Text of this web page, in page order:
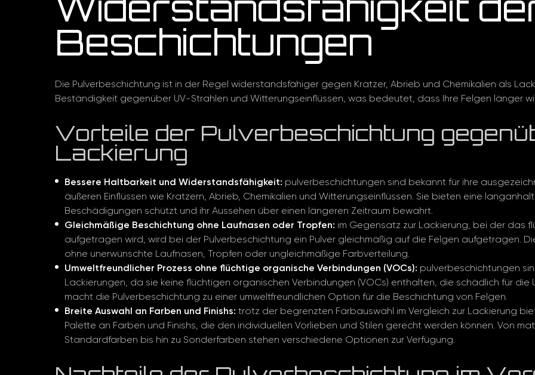
Beschichtungen
Die Pulverbeschichtung ist in der Regel widerstandsfähiger gegen Kratzer, Abrieb und Chemikalien als
Beständigkeit gegenüber UV-Strahlen und Witterungseinflüssen, was bedeutet, dass Ihre Felgen länger
Vorteile der Pulverbeschichtung
Lackierung
Bessere Haltbarkeit und Widerstandsfähigkeit: pulverbeschichtungen sind bekannt für ihre
äußeren Einflüssen wie Kratzern, Abrieb, Chemikalien und Witterungseinflüssen. Sie bieten eine
Beschädigungen schützt und ihr Aussehen über einen längeren Zeitraum bewahrt.
Gleichmäßige Beschichtung ohne Laufnasen oder Tropfen: im Gegensatz zur Lackierung, bei der das
aufgetragen wird, wird bei der Pulverbeschichtung ein Pulver gleichmäßig auf die Felgen aufgetragen.
ohne unerwünschte Laufnasen, Tropfen oder ungleichmäßige Farbverteilung.
Umweltfreundlicher Prozess ohne flüchtige organische Verbindungen (VOCs): pulverbeschichtungen
Lackierungen, da sie keine flüchtigen organischen Verbindungen (VOCs) enthalten, die schädlich für die
macht die Pulverbeschichtung zu einer umweltfreundlichen Option für die Beschichtung von Felgen.
Breite Auswahl an Farben und Finishs: trotz der begrenzten Farbauswahl im Vergleich zur Lackierung
Palette an Farben und Finishs, die den individuellen Vorlieben und Stilen gerecht werden können. Von
Standardfarben bis hin zu Sonderfarben stehen verschiedene Optionen zur Verfügung.